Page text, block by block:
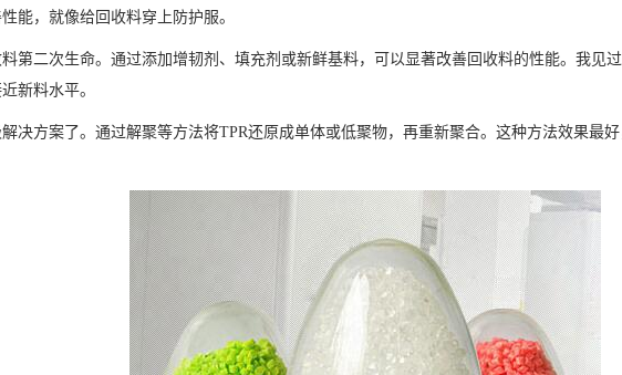
能，就像给回收料穿上防护服。
第二次生命。通过添加增韧剂、填充剂或新鲜基料，可以显著改善回收料的性能。我见
新料水平。
决方案了。通过解聚等方法将TPR还原成单体或低聚物，再重新聚合。这种方法效果最